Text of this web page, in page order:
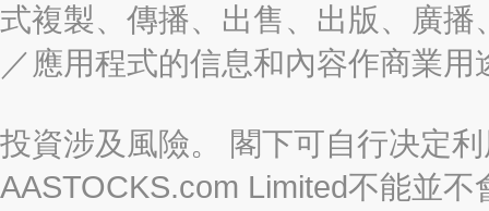
式複製、傳播、出售、出版、廣
／應用程式的信息和內容作商業用
投資涉及風險。 閣下可自行决定
AASTOCKS.com Limited不能並